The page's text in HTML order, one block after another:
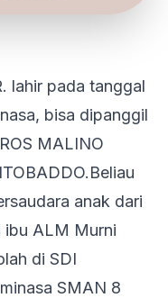
lahir pada tanggal
bisa dipanggil
MALINO
anak dari
ibu ALM Murni
di SDI
SMAN 8